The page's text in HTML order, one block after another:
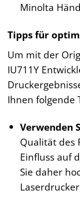
Minolta
Tipps für
Um mit der
IU711Y
Ihnen folgende
Verwenden
Qualität des
Einfluss auf
Sie daher